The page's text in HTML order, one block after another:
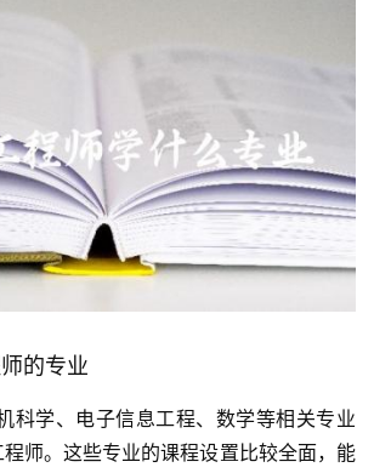
的专业
师。这些专业的课程设置比较全面，能